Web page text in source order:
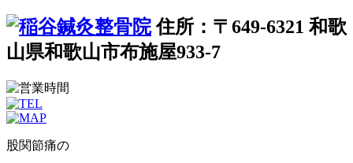
住所：〒649-6321 和歌
山県和歌山市布施屋933-7
股関節痛の